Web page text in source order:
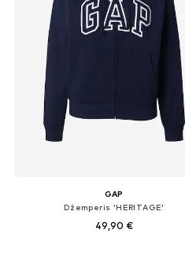
GAP
Džemperis 'HERITAGE'
49,90 €